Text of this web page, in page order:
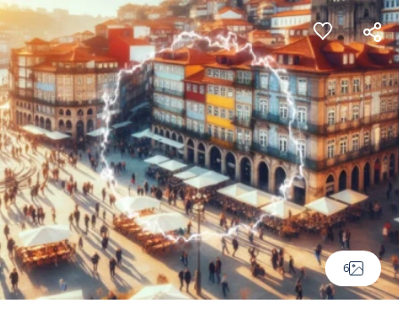
Cookie-Einstellungen
6